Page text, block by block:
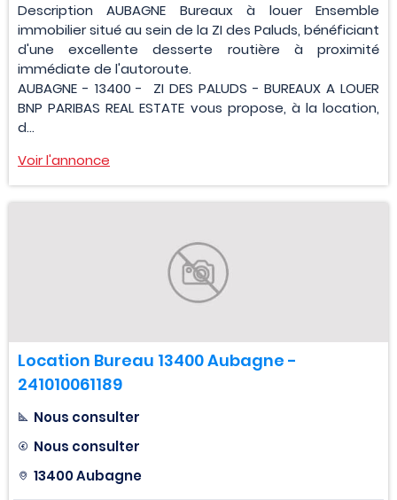
Description AUBAGNE Bureaux à louer Ensemble
immobilier situé au sein de la ZI des Paluds, bénéficiant
d'une excellente desserte routière à proximité
immédiate de l'autoroute.
AUBAGNE - 13400 - ZI DES PALUDS - BUREAUX A LOUER
BNP PARIBAS REAL ESTATE vous propose, à la location,
d...
Voir l'annonce
Location Bureau 13400 Aubagne -
241010061189
Nous consulter
Nous consulter
13400 Aubagne